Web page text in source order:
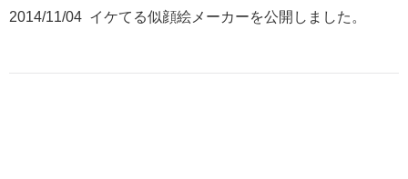
2014/11/04 イケてる似顔絵メーカーを公開しました。